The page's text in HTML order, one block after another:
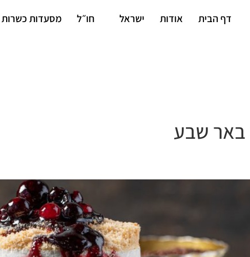
דף הבית אודות ישראל חו״ל מסעדות כשרות
באר שבע